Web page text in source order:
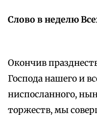
Слово в неделю
Окончив
Господа нашего и
ниспосланного,
торжеств, мы